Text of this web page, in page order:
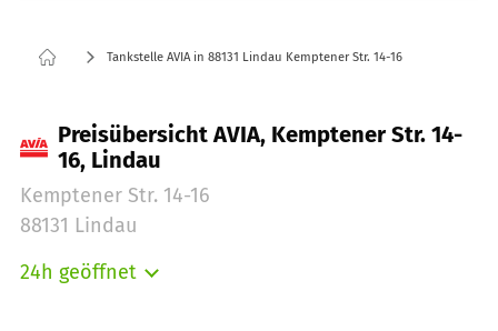
Tankstelle AVIA in 88131 Lindau Kemptener Str. 14-16
Preisübersicht AVIA, Kemptener Str. 14-
16, Lindau
Kemptener Str. 14-16
88131 Lindau
24h geöffnet